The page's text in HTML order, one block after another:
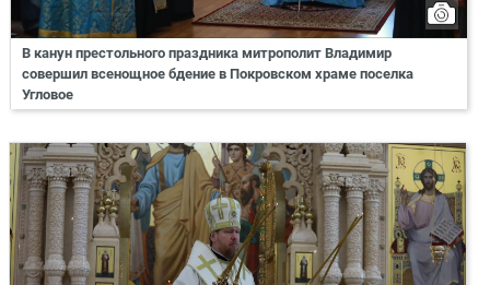
В канун престольного праздника митрополит Владимир
совершил всенощное бдение в Покровском храме поселка
Угловое